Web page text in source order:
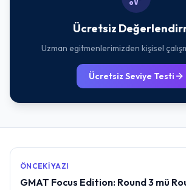
Ücretsiz
Uzman egitmenlerimizden kişisel
Ücretsiz Seviye Testi
ÖNCEKI YAZI
GMAT Focus Edition: Round 3 mü